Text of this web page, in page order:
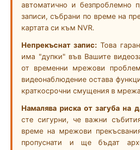
автоматично и безпроблемно
записи, събрани по време на
картата си към NVR.
Непрекъснат запис: Това
има "дупки" във Вашите
от временни мрежови
видеонаблюдение остава
краткосрочни смущения в
Намалява риска от загуба на
сте сигурни, че важни
време на мрежови
пропуснати и ще бъдат